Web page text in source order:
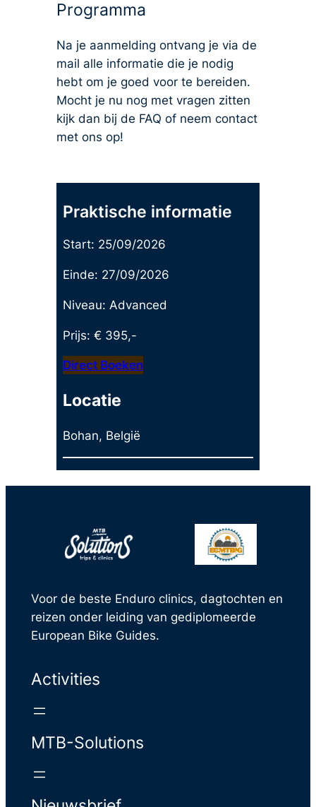
Programma
Na je aanmelding ontvang je via de
mail alle informatie die je nodig
hebt om je goed voor te bereiden.
Mocht je nu nog met vragen zitten
kijk dan bij de FAQ of neem contact
met ons op!
Praktische informatie
Start: 25/09/2026
Einde: 27/09/2026
Niveau: Advanced
Prijs: € 395,-
Direct Boeken
Locatie
Bohan, België
Voor de beste Enduro clinics, dagtochten en
reizen onder leiding van gediplomeerde
European Bike Guides.
Activities
MTB-Solutions